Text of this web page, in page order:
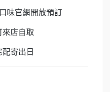
味官網開放預訂
來店自取
配寄出日